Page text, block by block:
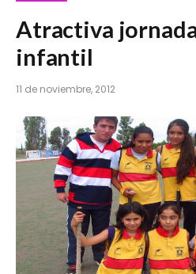
Atractiva
infantil
11 de noviembre, 2012